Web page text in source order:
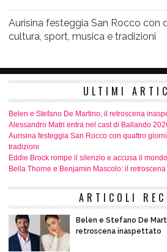
Aurisina festeggia San Rocco con
cultura, sport, musica e tradizioni
ULTIMI
Belen e Stefano De Martino, il retroscena
Alessandro Matri entra nel cast di Ballando
Aurisina festeggia San Rocco con quattro
tradizioni
Eddie Brock rompe il silenzio e accusa il
Bella Thorne e Benjamin Mascolo: il
ARTICOLI
Belen e Stefano De
retroscena inaspettato